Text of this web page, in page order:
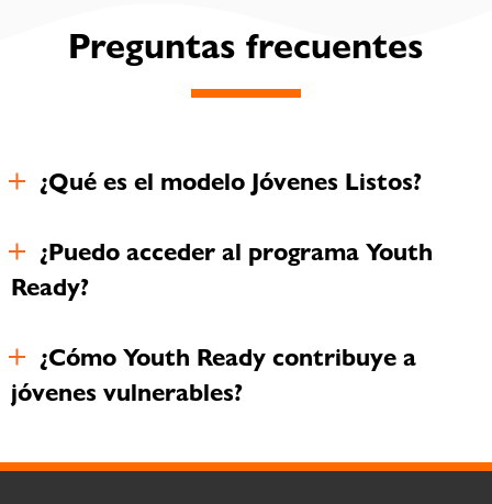
Preguntas frecuentes
¿Qué es el modelo Jóvenes Listos?
¿Puedo acceder al programa Youth
Ready?
¿Cómo Youth Ready contribuye a
jóvenes vulnerables?